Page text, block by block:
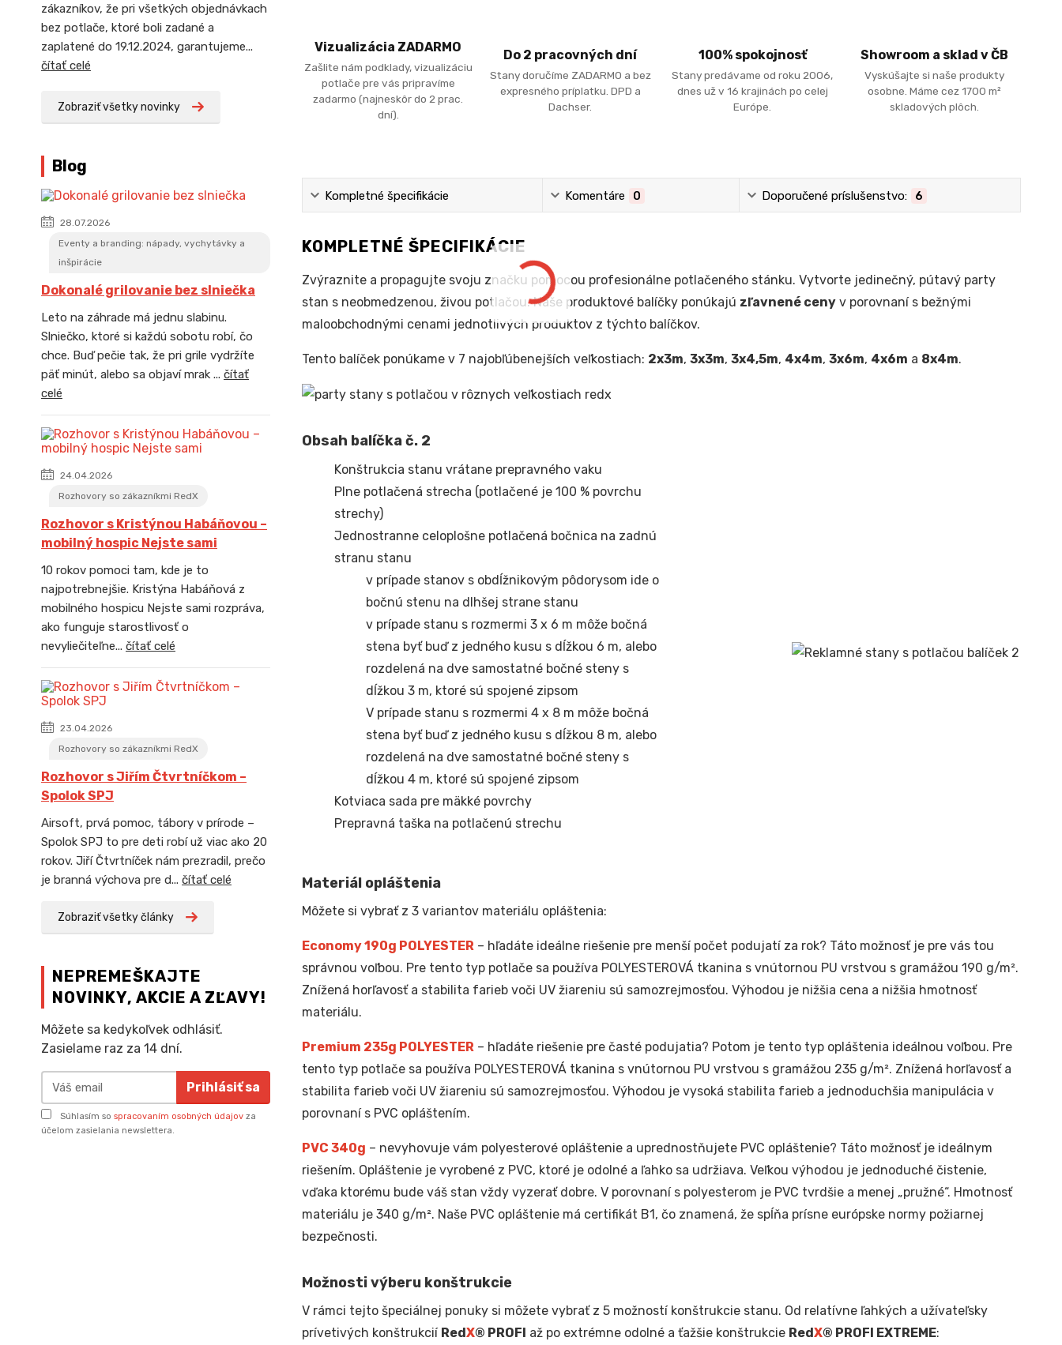
zákazníkov, že pri všetkých objednávkach
bez potlače, ktoré boli zadané a
zaplatené do 19.12.2024, garantujeme...
čítať celé
Zobraziť všetky novinky
Blog
28.07.2026
Eventy a branding: nápady, vychytávky a
inšpirácie
Dokonalé grilovanie bez slniečka
Leto na záhrade má jednu slabinu.
Slniečko, ktoré si každú sobotu robí, čo
chce. Buď pečie tak, že pri grile vydržíte
päť minút, alebo sa objaví mrak ... čítať
celé
24.04.2026
Rozhovory so zákazníkmi RedX
Rozhovor s Kristýnou Habáňovou –
mobilný hospic Nejste sami
10 rokov pomoci tam, kde je to
najpotrebnejšie. Kristýna Habáňová z
mobilného hospicu Nejste sami rozpráva,
ako funguje starostlivosť o
nevyliečiteľne... čítať celé
23.04.2026
Rozhovory so zákazníkmi RedX
Rozhovor s Jiřím Čtvrtníčkom –
Spolok SPJ
Airsoft, prvá pomoc, tábory v prírode –
Spolok SPJ to pre deti robí už viac ako 20
rokov. Jiří Čtvrtníček nám prezradil, prečo
je branná výchova pre d... čítať celé
Zobraziť všetky články
NEPREMEŠKAJTE
NOVINKY, AKCIE A ZĽAVY!
Môžete sa kedykoľvek odhlásiť.
Zasielame raz za 14 dní.
Prihlásiť sa
Súhlasím so spracovaním osobných údajov za
účelom zasielania newslettera.
Vizualizácia ZADARMO
Zašlite nám podklady, vizualizáciu
potlače pre vás pripravíme
zadarmo (najneskôr do 2 prac.
dní).
Do 2 pracovných dní
Stany doručíme ZADARMO a bez
expresného príplatku. DPD a
Dachser.
100% spokojnosť
Stany predávame od roku 2006,
dnes už v 16 krajinách po celej
Európe.
Showroom a sklad v ČB
Vyskúšajte si naše produkty
osobne. Máme cez 1700 m²
skladových plôch.
Kompletné špecifikácie Komentáre 0 Doporučené príslušenstvo: 6
KOMPLETNÉ ŠPECIFIKÁCIE
Zvýraznite a propagujte svoju značku pomocou profesionálne potlačeného stánku. Vytvorte jedinečný, pútavý party
stan s neobmedzenou, živou potlačou. Naše produktové balíčky ponúkajú zľavnené cenyv porovnaní s bežnými
maloobchodnými cenami jednotlivých produktov z týchto balíčkov.
Tento balíček ponúkame v 7 najobľúbenejších veľkostiach: 2x3m, 3x3m, 3x4,5m, 4x4m, 3x6m, 4x6m a 8x4m.
Obsah balíčka č. 2
Konštrukcia stanu vrátane prepravného vaku
Plne potlačená strecha (potlačené je 100 % povrchu
strechy)
Jednostranne celoplošne potlačená bočnica na zadnú
stranu stanu
v prípade stanov s obdĺžnikovým pôdorysom ide o
bočnú stenu na dlhšej strane stanu
v prípade stanu s rozmermi 3 x 6 m môže bočná
stena byť buď z jedného kusu s dĺžkou 6 m, alebo
rozdelená na dve samostatné bočné steny s
dĺžkou 3 m, ktoré sú spojené zipsom
V prípade stanu s rozmermi 4 x 8 m môže bočná
stena byť buď z jedného kusu s dĺžkou 8 m, alebo
rozdelená na dve samostatné bočné steny s
dĺžkou 4 m, ktoré sú spojené zipsom
Kotviaca sada pre mäkké povrchy
Prepravná taška na potlačenú strechu
Materiál opláštenia
Môžete si vybrať z 3 variantov materiálu opláštenia:
Economy 190g POLYESTER– hľadáte ideálne riešenie pre menší počet podujatí za rok? Táto možnosť je pre vás tou
správnou voľbou. Pre tento typ potlače sa používa POLYESTEROVÁ tkanina s vnútornou PU vrstvou s gramážou 190 g/m².
Znížená horľavosť a stabilita farieb voči UV žiareniu sú samozrejmosťou. Výhodou je nižšia cena a nižšia hmotnosť
materiálu.
Premium 235g POLYESTER– hľadáte riešenie pre časté podujatia? Potom je tento typ opláštenia ideálnou voľbou. Pre
tento typ potlače sa používa POLYESTEROVÁ tkanina s vnútornou PU vrstvou s gramážou 235 g/m². Znížená horľavosť a
stabilita farieb voči UV žiareniu sú samozrejmosťou. Výhodou je vysoká stabilita farieb a jednoduchšia manipulácia v
porovnaní s PVC opláštením.
PVC 340g – nevyhovuje vám polyesterové opláštenie a uprednostňujete PVC opláštenie? Táto možnosť je ideálnym
riešením. Opláštenie je vyrobené z PVC, ktoré je odolné a ľahko sa udržiava. Veľkou výhodou je jednoduché čistenie,
vďaka ktorému bude váš stan vždy vyzerať dobre. V porovnaní s polyesterom je PVC tvrdšie a menej „pružné“. Hmotnosť
materiálu je 340 g/m². Naše PVC opláštenie má certifikát B1, čo znamená, že spĺňa prísne európske normy požiarnej
bezpečnosti.
Možnosti výberu konštrukcie
V rámci tejto špeciálnej ponuky si môžete vybrať z 5 možností konštrukcie stanu. Od relatívne ľahkých a užívateľsky
prívetivých konštrukcií RedX® PROFI až po extrémne odolné a ťažšie konštrukcie RedX® PROFI EXTREME: